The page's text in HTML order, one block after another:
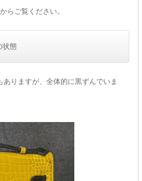
らご覧ください。
状態
ありますが、全体的に黒ずんでいま